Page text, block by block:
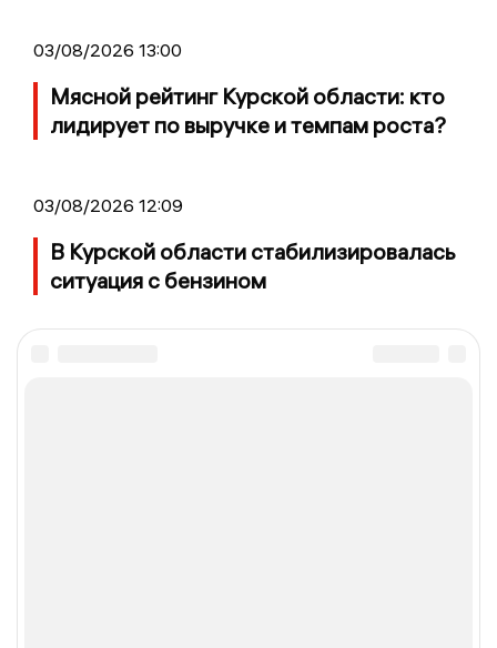
03/08/2026 13:00
Мясной рейтинг Курской области: кто
лидирует по выручке и темпам роста?
03/08/2026 12:09
В Курской области стабилизировалась
ситуация с бензином